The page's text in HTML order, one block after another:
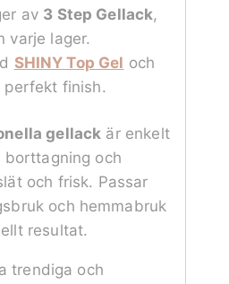
av 3 Step Gellack,
varje lager.
SHINY Top Gel och
perfekt finish.
gellack är enkelt
och
och frisk. Passar
och hemmabruk
resultat.
trendiga och